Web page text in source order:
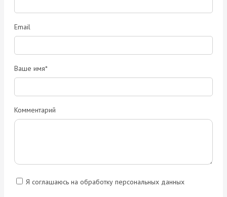
Email
Ваше имя*
Комментарий
Я соглашаюсь на обработку персональных данных